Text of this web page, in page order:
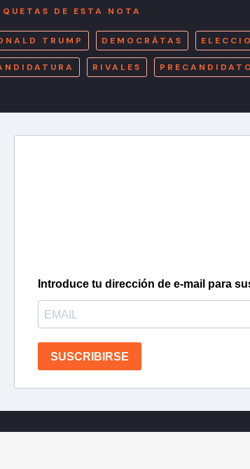
DE ESTA NOTA
TRUMP DEMOCRÁTAS
RIVALES
Introduce tu dirección de e-mail para
SUSCRIBIRSE